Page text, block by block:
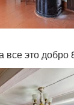
все это добро